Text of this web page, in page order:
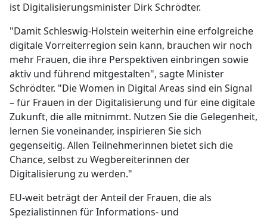
ist Digitalisierungsminister Dirk Schrödter.
"Damit Schleswig-Holstein weiterhin eine erfolgreiche
digitale Vorreiterregion sein kann, brauchen wir noch
mehr Frauen, die ihre Perspektiven einbringen sowie
aktiv und führend mitgestalten", sagte Minister
Schrödter. "Die Women in Digital Areas sind ein Signal
– für Frauen in der Digitalisierung und für eine digitale
Zukunft, die alle mitnimmt. Nutzen Sie die Gelegenheit,
lernen Sie voneinander, inspirieren Sie sich
gegenseitig. Allen Teilnehmerinnen bietet sich die
Chance, selbst zu Wegbereiterinnen der
Digitalisierung zu werden."
EU-weit beträgt der Anteil der Frauen, die als
Spezialistinnen für Informations- und